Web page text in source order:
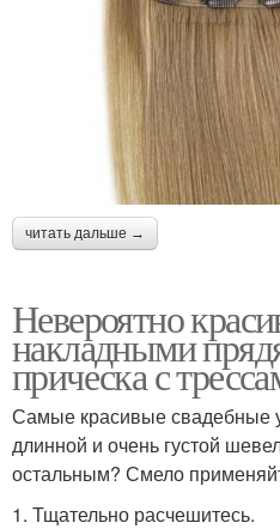
читать дальше →
Невероятно
накладными
прическа с
Самые красивые свадебные
длинной и очень густой
остальным? Смело
1. Тщательно расчешитесь.